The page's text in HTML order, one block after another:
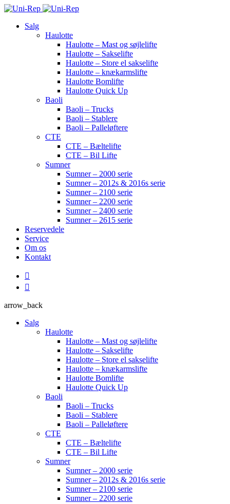
Salg
Haulotte
Haulotte – Mast og søjlelifte
Haulotte – Sakselifte
Haulotte – Store el sakselifte
Haulotte – knækarmslifte
Haulotte Bomlifte
Haulotte Quick Up
Baoli
Baoli – Trucks
Baoli – Stablere
Baoli – Palleløftere
CTE
CTE – Bæltelifte
CTE – Bil Lifte
Sumner
Sumner – 2000 serie
Sumner – 2012s & 2016s serie
Sumner – 2100 serie
Sumner – 2200 serie
Sumner – 2400 serie
Sumner – 2615 serie
Reservedele
Service
Om os
Kontakt
arrow_back
Salg
Haulotte
Haulotte – Mast og søjlelifte
Haulotte – Sakselifte
Haulotte – Store el sakselifte
Haulotte – knækarmslifte
Haulotte Bomlifte
Haulotte Quick Up
Baoli
Baoli – Trucks
Baoli – Stablere
Baoli – Palleløftere
CTE
CTE – Bæltelifte
CTE – Bil Lifte
Sumner
Sumner – 2000 serie
Sumner – 2012s & 2016s serie
Sumner – 2100 serie
Sumner – 2200 serie